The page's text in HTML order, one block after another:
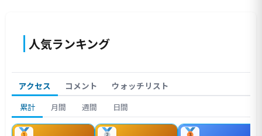
人気ランキング
アクセス コメント ウォッチリスト
累計 月間 週間 日間